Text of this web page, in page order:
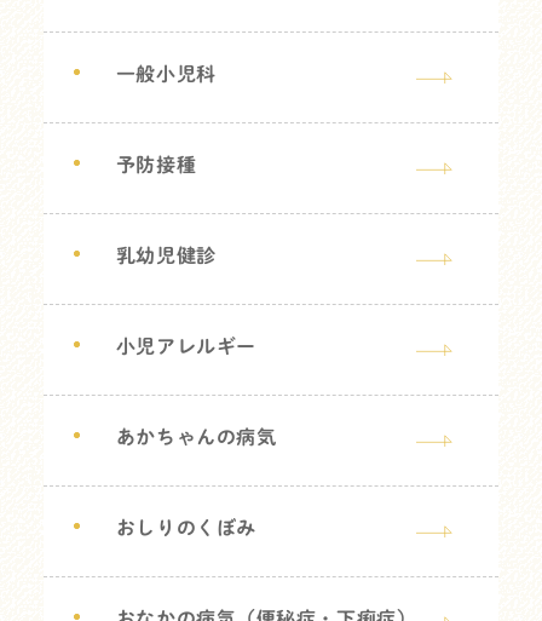
一般小児科
予防接種
乳幼児健診
小児アレルギー
あかちゃんの病気
おしりのくぼみ